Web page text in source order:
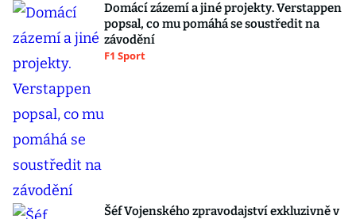
Domácí zázemí a jiné projekty. Verstappen
popsal, co mu pomáhá se soustředit na
závodění
F1 Sport
Šéf Vojenského zpravodajství exkluzivně v